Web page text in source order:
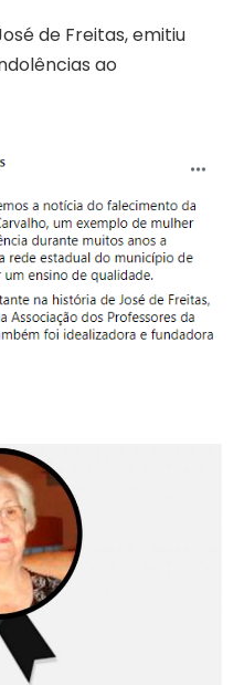
de Freitas, emitiu
ao